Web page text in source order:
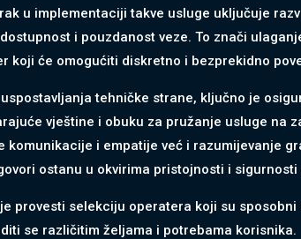
u implementaciji takve usluge uključuje
i pouzdanost veze. To znači
koji će omogućiti diskretno i bezprekidno
tehničke strane, ključno je
vještine i obuku za pružanje usluge na
komunikacije i empatije već i razumijevanje
ostanu u okvirima pristojnosti i
provesti selekciju operatera koji su
se različitim željama i potrebama korisnika.